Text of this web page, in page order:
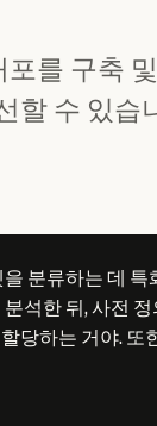
를 구축 및
할 수 있습
분류하는 데
석한 뒤, 사전
당하는 거야. 또